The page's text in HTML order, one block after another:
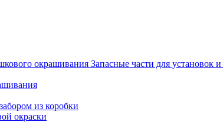
Запасные части для установок
из коробки
окраски